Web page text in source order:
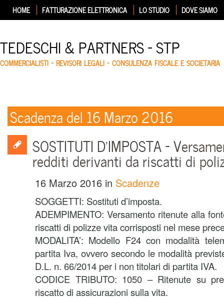
HOME FATTURAZIONE ELETTRONICA LO STUDIO DOVE SIAMO
TEDESCHI & PARTNERS – STP
COMMERCIALISTI – REVISORI LEGALI – CONSULENZA FISCALE E SOCIETARIA
Scadenza del 16 Marzo 2016
SOSTITUTI D’IMPOSTA –
redditi derivanti da riscatti di
16 Marzo 2016 in Scadenze
SOGGETTI: Sostituti d’imposta.
ADEMPIMENTO: Versamento ritenute alla
riscatti di polizze vita corrisposti nel mese
MODALITA’: Modello F24 con modalità
partita Iva, ovvero secondo le modalità
D.L. n. 66/2014 per i non titolari di partita IVA.
CODICE TRIBUTO: 1050 – Ritenute su
riscatto di assicurazioni sulla vita.